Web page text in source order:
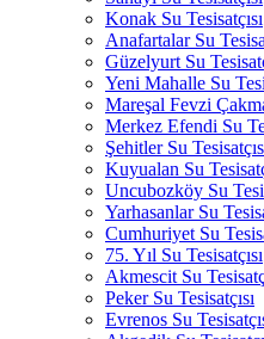
Konak Su Tesisatçısı
Anafartalar Su
Güzelyurt Su
Yeni Mahalle Su
Mareşal Fevzi
Merkez Efendi Su
Şehitler Su
Kuyualan Su
Uncubozköy Su
Yarhasanlar Su
Cumhuriyet Su
75. Yıl Su Tesisatçısı
Akmescit Su
Peker Su Tesisatçısı
Evrenos Su